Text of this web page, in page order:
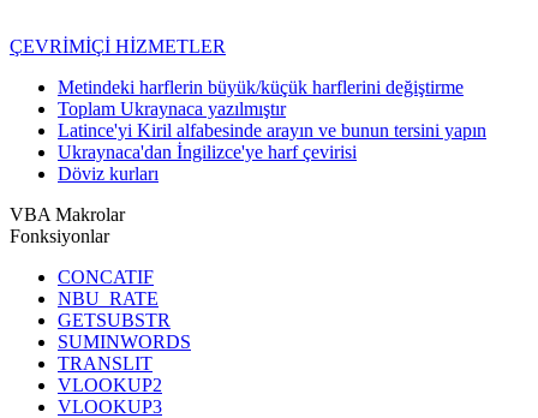
ÇEVRİMİÇİ HİZMETLER
Metindeki harflerin büyük/küçük harflerini değiştirme
Toplam Ukraynaca yazılmıştır
Latince'yi Kiril alfabesinde arayın ve bunun tersini yapın
Ukraynaca'dan İngilizce'ye harf çevirisi
Döviz kurları
VBA Makrolar
Fonksiyonlar
CONCATIF
NBU_RATE
GETSUBSTR
SUMINWORDS
TRANSLIT
VLOOKUP2
VLOOKUP3